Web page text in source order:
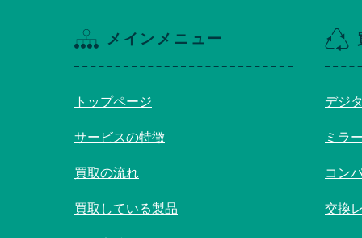
メインメニュー
トップページ
サービスの特徴
買取の流れ
買取している製品
デジ
ミラ
コン
交換